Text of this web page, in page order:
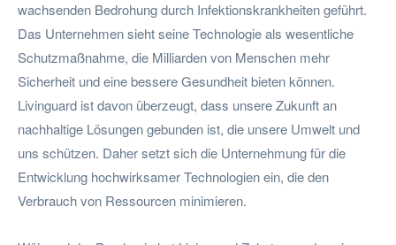
wachsenden Bedrohung durch Infektionskrankheiten geführt.
Das Unternehmen sieht seine Technologie als wesentliche
Schutzmaßnahme, die Milliarden von Menschen mehr
Sicherheit und eine bessere Gesundheit bieten können.
Livinguard ist davon überzeugt, dass unsere Zukunft an
nachhaltige Lösungen gebunden ist, die unsere Umwelt und
uns schützen. Daher setzt sich die Unternehmung für die
Entwicklung hochwirksamer Technologien ein, die den
Verbrauch von Ressourcen minimieren.